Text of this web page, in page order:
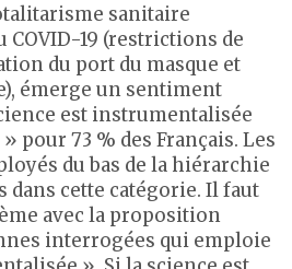
sanitaire
19 (restrictions de
du port du masque et
émerge un sentiment
est instrumentalisée
pour 73 % des Français. Les
du bas de la hiérarchie
dans cette catégorie. Il faut
avec la proposition
interrogées qui emploie